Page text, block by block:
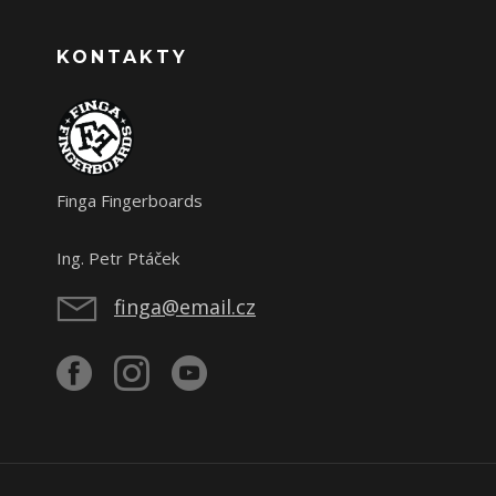
KONTAKTY
Finga Fingerboards
Ing. Petr Ptáček
finga@email.cz